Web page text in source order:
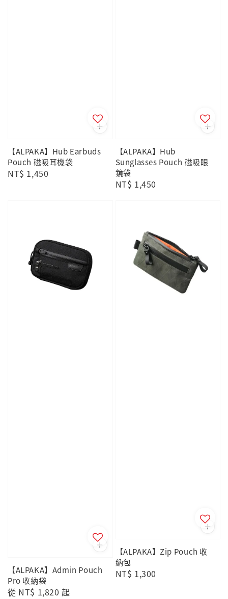
【ALPAKA】Hub Earbuds
Pouch 磁吸耳機袋
Regular
NT$ 1,450
【ALPAKA】Hub
Sunglasses Pouch 磁吸眼
鏡袋
Regular
NT$ 1,450
【ALPAKA】Admin Pouch
Pro 收納袋
Regular
從 NT$ 1,820 起
【ALPAKA】Zip Pouch 收
納包
Regular
NT$ 1,300